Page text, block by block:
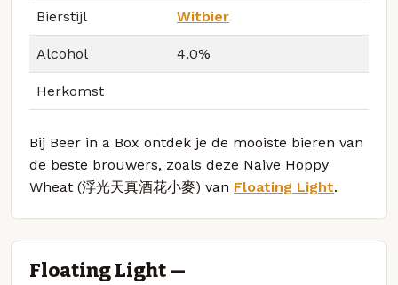
Bierstijl Witbier
Alcohol 4.0%
Herkomst
Bij Beer in a Box ontdek je de mooiste bieren van
de beste brouwers, zoals deze Naive Hoppy
Wheat (浮光天真酒花小麥) van Floating Light.
Floating Light —